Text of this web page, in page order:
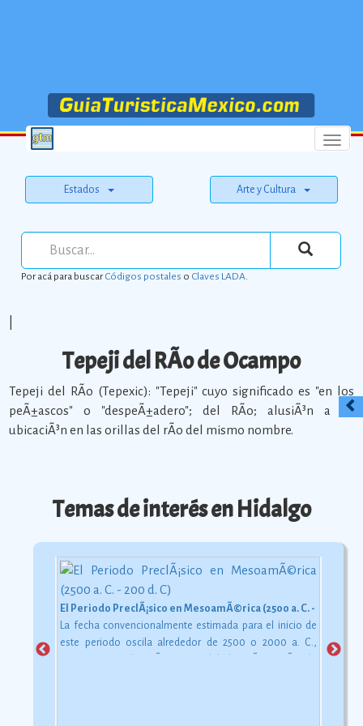
Menu
Estados Arte y Cultura
Por acá para buscarCódigos postales o Claves LADA.
Tepeji del RÃ­o de Ocampo
Tepeji del RÃ­o (Tepexic): "Tepeji" cuyo significado es "en los
peÃ±ascos" o "despeÃ±adero"; del RÃ­o; alusiÃ³n a su
ubicaciÃ³n en las orillas del rÃ­o del mismo nombre.
Temas de interés en Hidalgo
El Periodo PreclÃ¡sico en MesoamÃ©rica (2500 a. C. - 200 d. C)
La fecha convencionalmente estimada para el inicio de
este periodo oscila alrededor de 2500 o 2000 a. C.,